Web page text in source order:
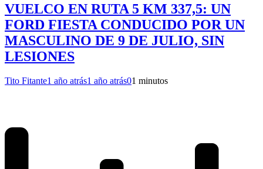
VUELCO EN RUTA 5 KM 337,5: UN
FORD FIESTA CONDUCIDO POR UN
MASCULINO DE 9 DE JULIO, SIN
LESIONES
Tito Fitante1 año atrás1 año atrás01 minutos